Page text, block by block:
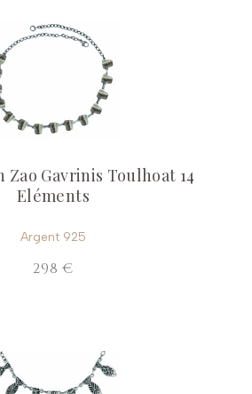
Gavrinis Toulhoat 14
Eléments
Argent 925
298 €